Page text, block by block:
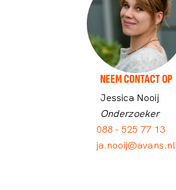
NEEM CONTACT OP
Jessica Nooij
Onderzoeker
088 - 525 77 13
ja.nooij@avans.nl